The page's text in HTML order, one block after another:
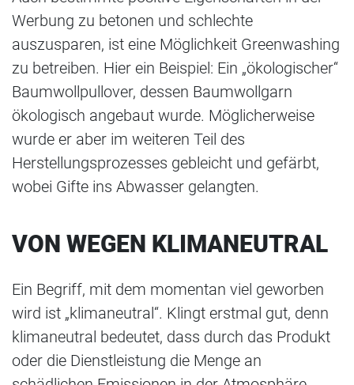
Werbung zu betonen und schlechte
auszusparen, ist eine Möglichkeit Greenwashing
zu betreiben. Hier ein Beispiel: Ein „ökologischer“
Baumwollpullover, dessen Baumwollgarn
ökologisch angebaut wurde. Möglicherweise
wurde er aber im weiteren Teil des
Herstellungsprozesses gebleicht und gefärbt,
wobei Gifte ins Abwasser gelangten.
VON WEGEN KLIMANEUTRAL
Ein Begriff, mit dem momentan viel geworben
wird ist „klimaneutral“. Klingt erstmal gut, denn
klimaneutral bedeutet, dass durch das Produkt
oder die Dienstleistung die Menge an